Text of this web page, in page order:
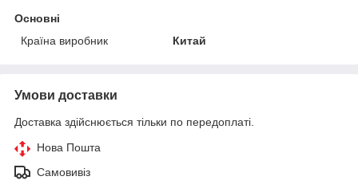
Основні
Країна виробник
Китай
Умови доставки
Доставка здійснюється тільки по передоплаті.
Нова Пошта
Самовивіз